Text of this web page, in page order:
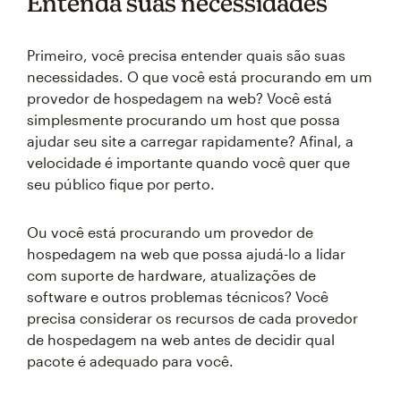
Primeiro, você precisa entender quais são suas
necessidades. O que você está procurando em um
provedor de hospedagem na web? Você está
simplesmente procurando um host que possa
ajudar seu site a carregar rapidamente? Afinal, a
velocidade é importante quando você quer que
seu público fique por perto.
Ou você está procurando um provedor de
hospedagem na web que possa ajudá-lo a lidar
com suporte de hardware, atualizações de
software e outros problemas técnicos? Você
precisa considerar os recursos de cada provedor
de hospedagem na web antes de decidir qual
pacote é adequado para você.